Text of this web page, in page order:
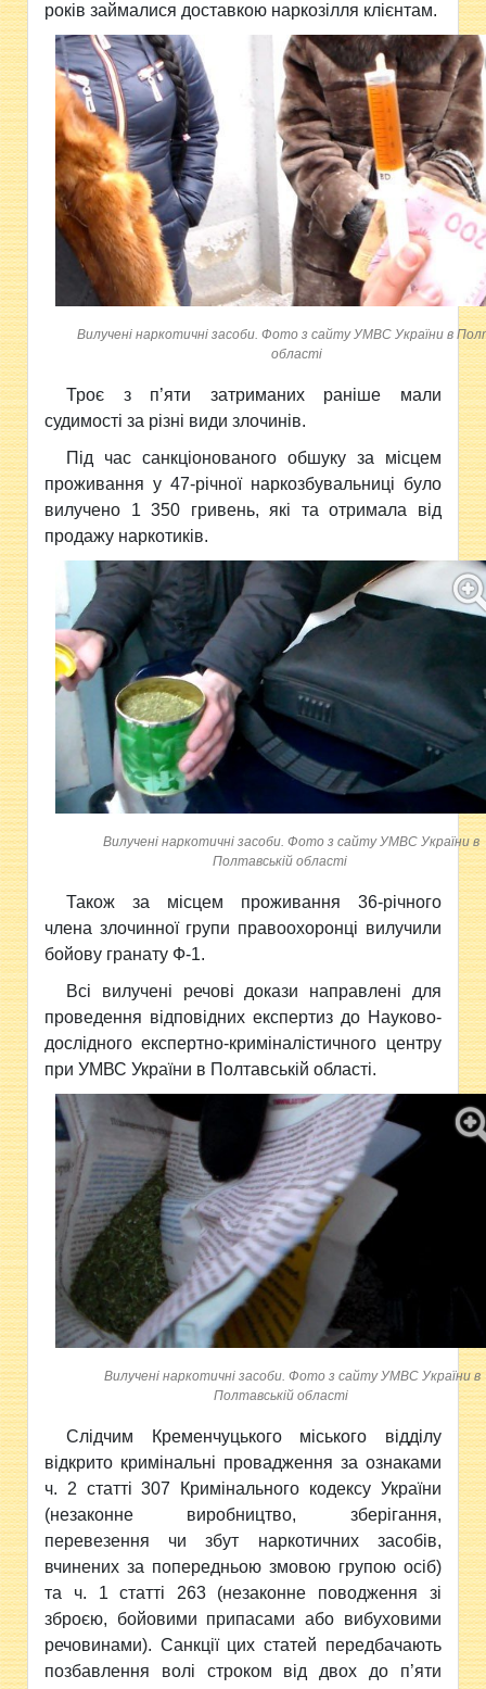
років займалися доставкою наркозілля клієнтам.
Вилучені наркотичні засоби. Фото з сайту УМВС України в
області
Троє з п’яти затриманих раніше мали
судимості за різні види злочинів.
Під час санкціонованого обшуку за місцем
проживання у 47-річної наркозбувальниці було
вилучено 1 350 гривень, які та отримала від
продажу наркотиків.
Вилучені наркотичні засоби. Фото з сайту УМВС України в
Полтавській області
Також за місцем проживання 36-річного
члена злочинної групи правоохоронці вилучили
бойову гранату Ф-1.
Всі вилучені речові докази направлені для
проведення відповідних експертиз до Науково-
дослідного експертно-криміналістичного центру
при УМВС України в Полтавській області.
Вилучені наркотичні засоби. Фото з сайту УМВС України в
Полтавській області
Слідчим Кременчуцького міського відділу
відкрито кримінальні провадження за ознаками
ч. 2 статті 307 Кримінального кодексу України
(незаконне виробництво, зберігання,
перевезення чи збут наркотичних засобів,
вчинених за попередньою змовою групою осіб)
та ч. 1 статті 263 (незаконне поводження зі
зброєю, бойовими припасами або вибуховими
речовинами). Санкції цих статей передбачають
позбавлення волі строком від двох до п’яти